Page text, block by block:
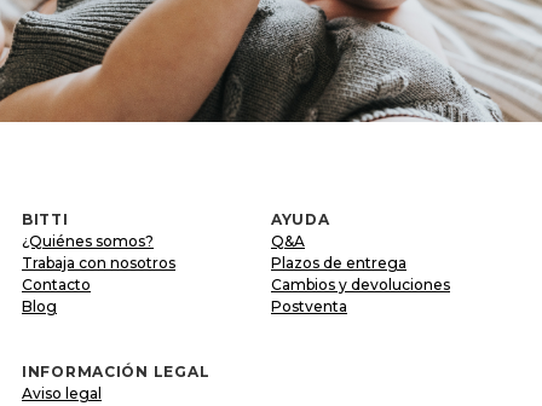
BITTI
¿Quiénes somos?
Trabaja con nosotros
Contacto
Blog
AYUDA
Q&A
Plazos de entrega
Cambios y devoluciones
Postventa
INFORMACIÓN LEGAL
Aviso legal